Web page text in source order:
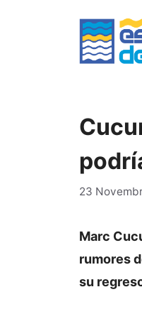
23
Marc
rumores
su